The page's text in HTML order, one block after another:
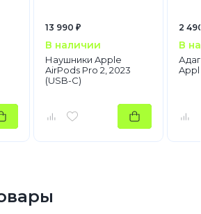
13 990 ₽
В наличии
Наушники Apple
AirPods Pro 2, 2023
(USB-C)
2
В